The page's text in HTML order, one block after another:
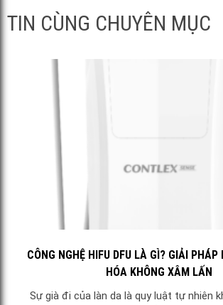
TIN CÙNG CHUYÊN MỤC
CÔNG NGHỆ HIFU DFU LÀ GÌ? GIẢI PHÁP
HÓA KHÔNG XÂM LẤN
Sự già đi của làn da là quy luật tự nhiên